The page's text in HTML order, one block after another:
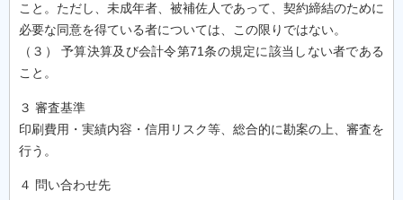
こと。ただし、未成年者、被補佐人であって、契約締結のために
必要な同意を得ている者については、この限りではない。
（３） 予算決算及び会計令第71条の規定に該当しない者である
こと。
３ 審査基準
印刷費用・実績内容・信用リスク等、総合的に勘案の上、審査を
行う。
４ 問い合わせ先